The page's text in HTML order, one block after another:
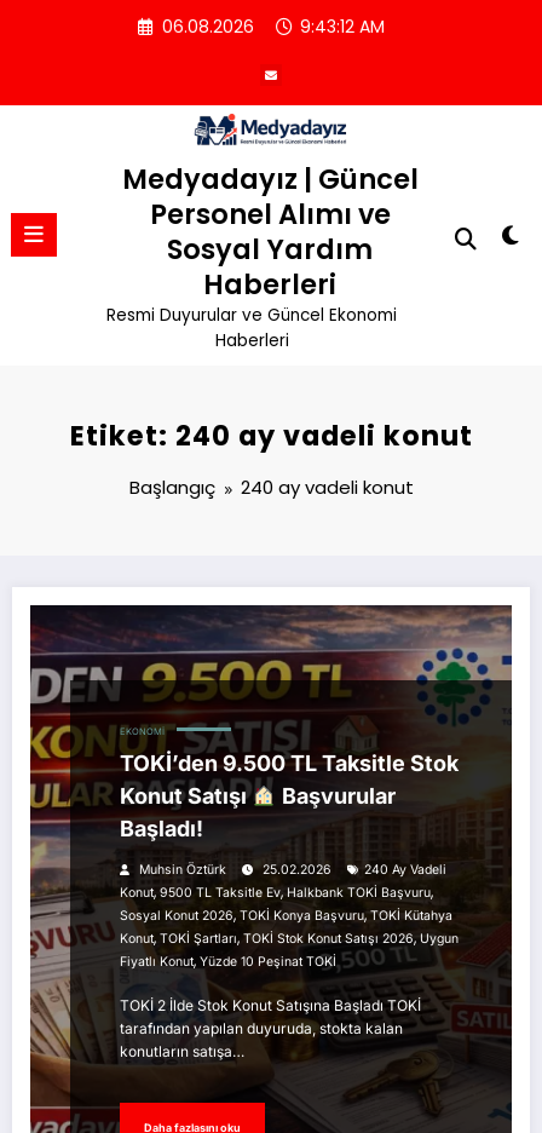
06.08.2026 9:43:13 AM
Medyadayız | Güncel
Personel Alımı ve
Sosyal Yardım
Haberleri
Resmi Duyurular ve Güncel Ekonomi
Haberleri
Etiket: 240 ay vadeli konut
Başlangıç 240 ay vadeli konut
EKONOMI
TOKİ’den 9.500 TL Taksitle Stok
Konut Satışı
Başvurular
Başladı!
Muhsin Öztürk 25.02.2026
240 Ay Vadeli
Konut, 9500 TL Taksitle Ev, Halkbank TOKİ Başvuru,
Sosyal Konut 2026, TOKİ Konya Başvuru,TOKİ Kütahya
Konut, TOKİ Şartları, TOKİ Stok Konut Satışı 2026,Uygun
Fiyatlı Konut, Yüzde 10 Peşinat TOKİ
TOKİ 2 İlde Stok Konut Satışına Başladı TOKİ
tarafından yapılan duyuruda, stokta kalan
konutların satışa…
Daha fazlasını oku